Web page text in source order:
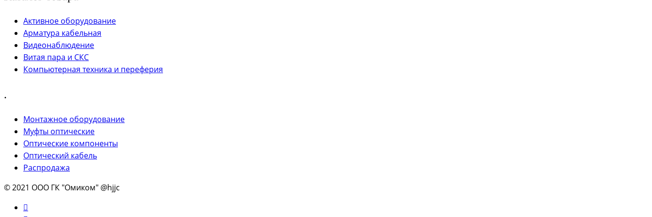
Активное оборудование
Арматура кабельная
Видеонаблюдение
Витая пара и СКС
Компьютерная техника и переферия
.
Монтажное оборудование
Муфты оптические
Оптические компоненты
Оптический кабель
Распродажа
© 2021 ООО ГК "Омиком" @hjjc